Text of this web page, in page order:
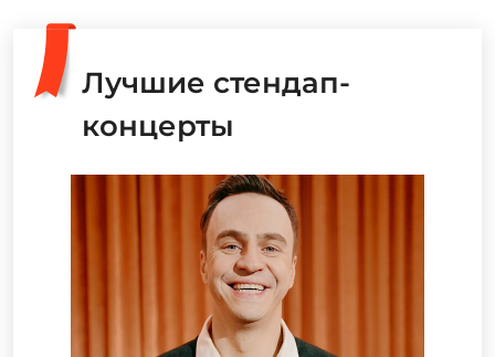
Лучшие стендап-
концерты